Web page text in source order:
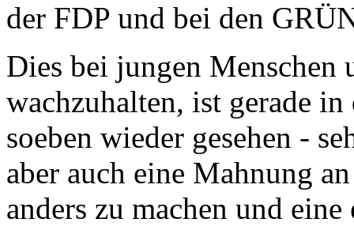
der FDP und bei den
Dies bei jungen Menschen
wachzuhalten, ist gerade
soeben wieder gesehen -
aber auch eine Mahnung
anders zu machen und